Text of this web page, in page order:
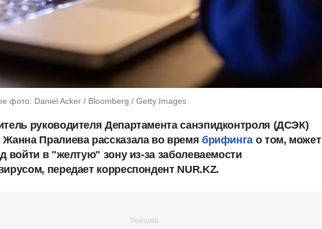
фото: Daniel Acker / Bloomberg / Getty Images
руководителя Департамента санэпидконтроля (ДСЭК)
Пралиева рассказала во время брифинга о том, может
войти в "желтую" зону из-за заболеваемости
передает корреспондент NUR.KZ.